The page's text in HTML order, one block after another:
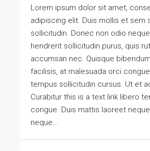
Lorem ipsum dolor sit amet,
adipiscing elit. Duis mollis et sem
sollicitudin. Donec non odio
hendrerit sollicitudin purus, quis
accumsan nec. Quisque
facilisis, at malesuada orci
tempus sollicitudin cursus. Ut et
Curabitur this is a text link libero
congue. Duis mattis laoreet
neque...